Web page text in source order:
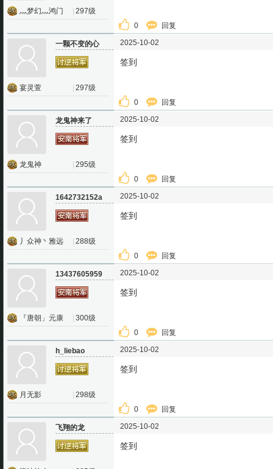
灬梦幻灬鸿门 297级
0 回复
一颗不变的心
宴灵萱 297级
2025-10-02
签到
0 回复
龙鬼神来了
龙鬼神 295级
2025-10-02
签到
0 回复
1642732152a
丿众神丶雅远 288级
2025-10-02
签到
0 回复
13437605959
『唐朝」元康 300级
2025-10-02
签到
0 回复
h_liebao
月无影 298级
2025-10-02
签到
0 回复
飞翔的龙 2025-10-02
签到